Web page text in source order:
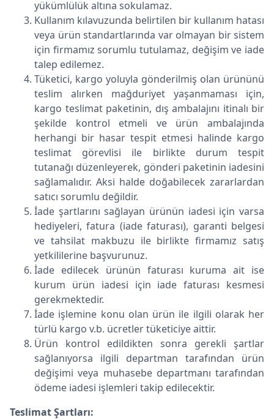
yükümlülük altına sokulamaz.
Kullanım kılavuzunda belirtilen bir kullanım hatası
veya ürün standartlarında var olmayan bir sistem
için firmamız sorumlu tutulamaz, değişim ve iade
talep edilemez.
Tüketici, kargo yoluyla gönderilmiş olan ürününü
teslim alırken mağduriyet yaşanmaması için,
kargo teslimat paketinin, dış ambalajını itinalı bir
şekilde kontrol etmeli ve ürün ambalajında
herhangi bir hasar tespit etmesi halinde kargo
teslimat görevlisi ile birlikte durum tespit
tutanağı düzenleyerek, gönderi paketinin iadesini
sağlamalıdır. Aksi halde doğabilecek zararlardan
satıcı sorumlu değildir.
İade şartlarını sağlayan ürünün iadesi için varsa
hediyeleri, fatura (iade faturası), garanti belgesi
ve tahsilat makbuzu ile birlikte firmamız satış
yetkililerine başvurunuz.
İade edilecek ürünün faturası kuruma ait ise
kurum ürün iadesi için iade faturası kesmesi
gerekmektedir.
İade işlemine konu olan ürün ile ilgili olarak her
türlü kargo v.b. ücretler tüketiciye aittir.
Ürün kontrol edildikten sonra gerekli şartlar
sağlanıyorsa ilgili departman tarafından ürün
değişimi veya muhasebe departmanı tarafından
ödeme iadesi işlemleri takip edilecektir.
Teslimat Şartları: